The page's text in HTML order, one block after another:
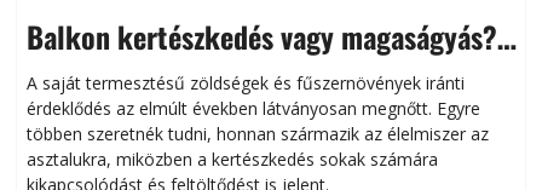
Balkon kertészkedés vagy magaságyás?
Helytakarékos kertészkedés
A saját termesztésű zöldségek és fűszernövények iránti
érdeklődés az elmúlt években látványosan megnőtt. Egyre
többen szeretnék tudni, honnan származik az élelmiszer az
asztalukra, miközben a kertészkedés sokak számára
kikapcsolódást és feltöltődést is jelent.